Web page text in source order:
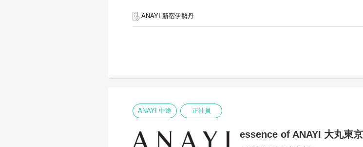
※試用期間：入社後6ヶ月間（待遇に変
ANAYI 新宿伊勢丹
ANAYI 中途 正社員
essence of ANAYI 大丸東京